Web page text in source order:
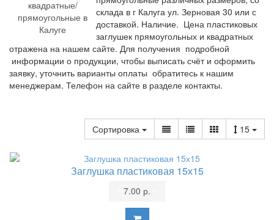
склада в г Калуга ул. Зерновая 30 или с
доставкой. Наличие. Цена пластиковых
заглушек прямоугольных и квадратных
отражена на нашем сайте. Для получения подробной
информации о продукции, чтобы выписать счёт и оформить
заявку, уточнить варианты оплаты обратитесь к нашим
менеджерам. Телефон на сайте в разделе контакты.
Сортировка 15
Заглушка пластиковая 15х15
7.00 р.